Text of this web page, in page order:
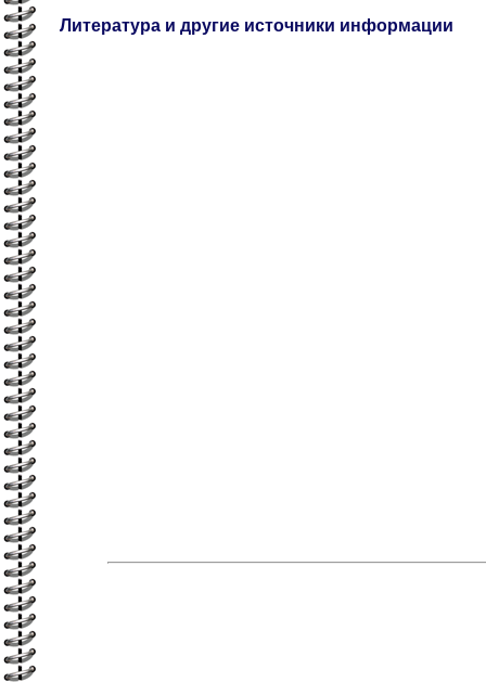
Литература и другие источники информации